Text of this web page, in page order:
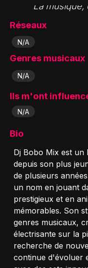
"La
Réseaux
N/A
Genres musicaux
N/A
Ils m'ont
N/A
Bio
Dj Bobo Mix est un
depuis son plus
de plusieurs
un nom en jouant
prestigieux et en
mémorables. Son
genres musicaux,
électrisante sur la
recherche de
continue d'évoluer